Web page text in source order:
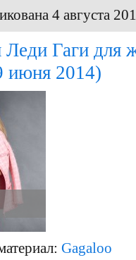
4 августа
Леди Гаги для
июня 2014)
Gagaloo